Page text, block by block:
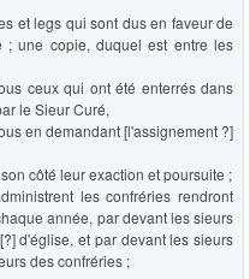
et legs qui sont dus en faveur de
une copie, duquel est entre les
ceux qui ont été enterrés dans
le Sieur Curé,
en demandant [l'assignement ?]
côté leur exaction et poursuite ;
les confréries rendront
année, par devant les sieurs
d'église, et par devant les sieurs
des confréries ;